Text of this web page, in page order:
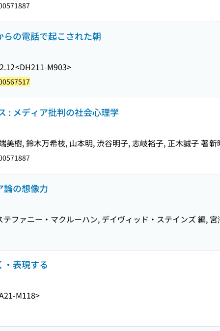
の電話で起こされた朝
<DH211-M903>
: メディア批判の社会心理学
美樹, 鈴木万希枝, 山本明, 渋谷明子, 志岐裕子, 正木誠子 著新
論の想像力
ファニー・マクルーハン, デイヴィッド・ステインズ 編,
・表現する
M118>